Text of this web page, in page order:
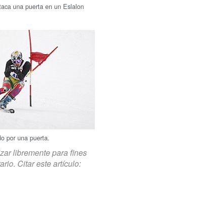
una puerta en un Eslalon
por una puerta.
libremente para fines
Citar este artículo: